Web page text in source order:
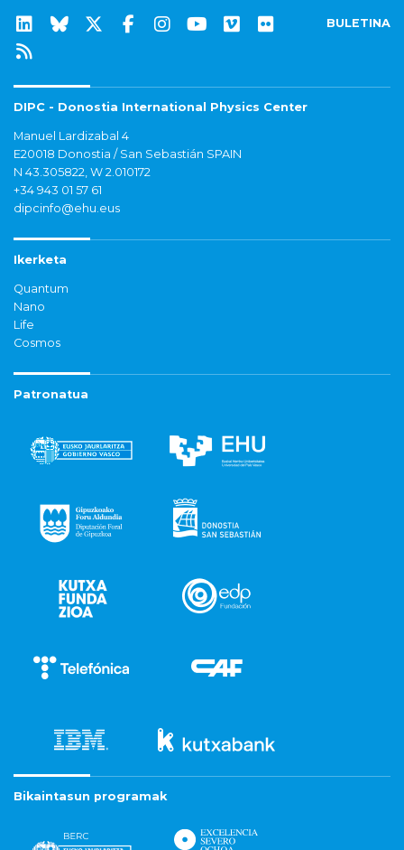
BULETINA
DIPC - Donostia International Physics Center
Manuel Lardizabal 4
E20018 Donostia / San Sebastián SPAIN
N 43.305822, W 2.010172
+34 943 01 57 61
dipcinfo@ehu.eus
Ikerketa
Quantum
Nano
Life
Cosmos
Patronatua
Bikaintasun programak